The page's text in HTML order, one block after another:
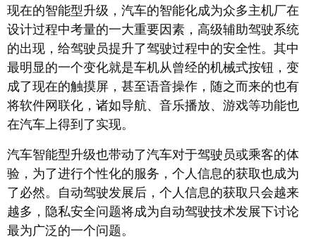
现在的智能型升级，汽车的智能化成为众多主机厂在
设计过程中考量的一大重要因素，高级辅助驾驶系统
的出现，给驾驶员提升了驾驶过程中的安全性。其中
最明显的一个变化就是车机从曾经的机械式按钮，变
成了现在的触摸屏，甚至语音操作，随之而来的也有
将软件网联化，诸如导航、音乐播放、游戏等功能也
在汽车上得到了实现。
汽车智能型升级也带动了汽车对于驾驶员或乘客的体
验，为了进行个性化的服务，个人信息的获取也成为
了必然。自动驾驶发展后，个人信息的获取只会越来
越多，隐私安全问题将成为自动驾驶技术发展下讨论
最为广泛的一个问题。